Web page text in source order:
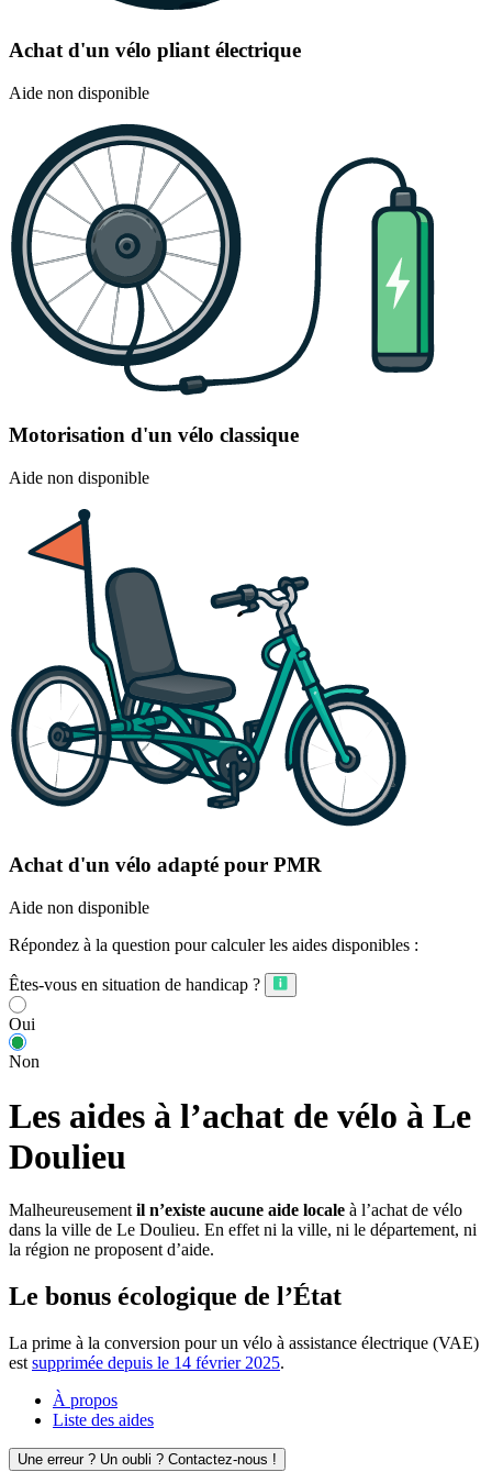
Achat d'un vélo pliant électrique
Aide non disponible
Motorisation d'un vélo classique
Aide non disponible
Achat d'un vélo adapté pour PMR
Aide non disponible
Répondez à la question pour calculer les aides disponibles :
Êtes-vous en situation de handicap ?
Oui
Non
Les aides à l’achat de vélo à Le
Doulieu
Malheureusement il n’existe aucune aide locale à l’achat de vélo
dans la ville de Le Doulieu. En effet ni la ville, ni le département, ni
la région ne proposent d’aide.
Le bonus écologique de l’État
La prime à la conversion pour un vélo à assistance électrique (VAE)
est supprimée depuis le 14 février 2025.
À propos
Liste des aides
Une erreur ? Un oubli ? Contactez-nous !